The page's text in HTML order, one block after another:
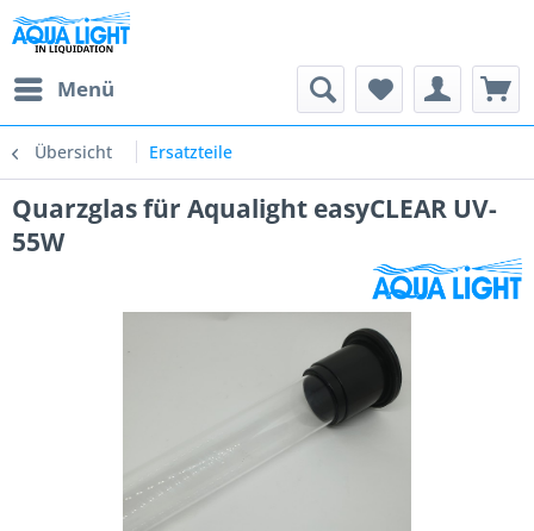
Menü
Übersicht Ersatzteile
Quarzglas für Aqualight easyCLEAR UV-
55W